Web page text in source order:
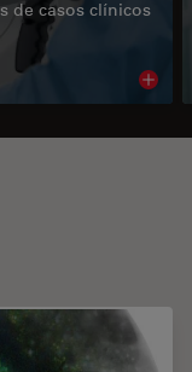
de casos clínicos